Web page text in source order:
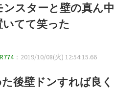
スターと壁の真ん中
てて笑った
：2019/10/08(火) 12:54:15.66
後壁ドンすれば良く